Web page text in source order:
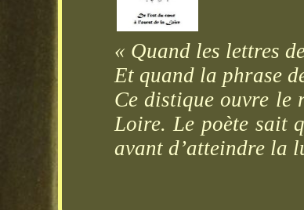
« Quand les lettres
Et quand la phrase
Ce distique ouvre le
Loire. Le poète sait
avant d’atteindre la